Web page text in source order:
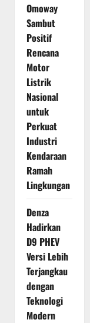
Omoway
Sambut
Positif
Rencana
Motor
Listrik
Nasional
untuk
Perkuat
Industri
Kendaraan
Ramah
Lingkungan
Denza
Hadirkan
D9 PHEV
Versi Lebih
Terjangkau
dengan
Teknologi
Modern